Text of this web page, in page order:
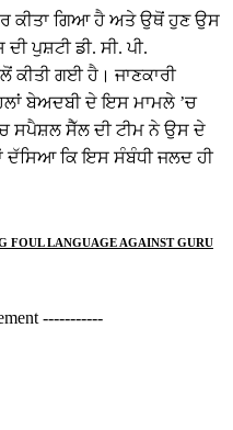
ਕੀਤਾ ਗਿਆ ਹੈ ਅਤੇ ਉਥੋਂ ਹੁਣ ਉਸ
ਪੁਸ਼ਟੀ ਡੀ. ਸੀ. ਪੀ.
ਕੀਤੀ ਗਈ ਹੈ। ਜਾਣਕਾਰੀ
ਬੇਅਦਬੀ ਦੇ ਇਸ ਮਾਮਲੇ ’ਚ
ਸਪੈਸ਼ਲ ਸੈੱਲ ਦੀ ਟੀਮ ਨੇ ਉਸ ਦੇ
ਦੱਸਿਆ ਕਿ ਇਸ ਸੰਬੰਧੀ ਜਲਦ ਹੀ
FOUL LANGUAGE AGAINST GURU
-----------